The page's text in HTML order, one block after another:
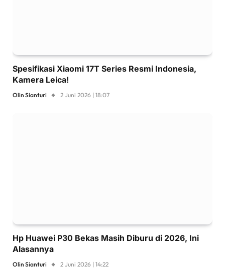
Spesifikasi Xiaomi 17T Series Resmi Indonesia,
Kamera Leica!
Olin Sianturi 2 Juni 2026 | 18:07
Hp Huawei P30 Bekas Masih Diburu di 2026, Ini
Alasannya
Olin Sianturi 2 Juni 2026 | 14:22